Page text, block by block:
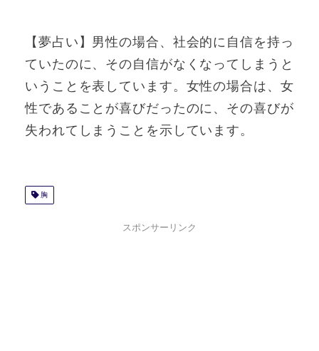
【夢占い】男性の場合、社会的に自信を持っ
ていたのに、その自信がなくなってしまうと
いうことを表しています。女性の場合は、女
性であることが喜びだったのに、その喜びが
失われてしまうことを示しています。
胸
スポンサーリンク